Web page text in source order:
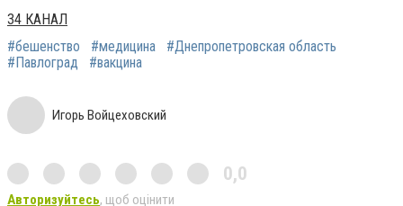
34 КАНАЛ
#бешенство
#медицина
#Днепропетровская область
#Павлоград
#вакцина
Игорь Войцеховский
0,0
Авторизуйтесь, щоб оцінити